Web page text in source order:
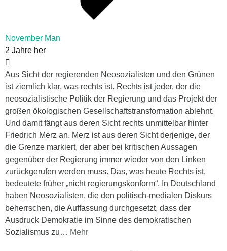
November Man
2 Jahre her
Aus Sicht der regierenden Neosozialisten und den Grünen
ist ziemlich klar, was rechts ist. Rechts ist jeder, der die
neosozialistische Politik der Regierung und das Projekt der
großen ökologischen Gesellschaftstransformation ablehnt.
Und damit fängt aus deren Sicht rechts unmittelbar hinter
Friedrich Merz an. Merz ist aus deren Sicht derjenige, der
die Grenze markiert, der aber bei kritischen Aussagen
gegenüber der Regierung immer wieder von den Linken
zurückgerufen werden muss. Das, was heute Rechts ist,
bedeutete früher „nicht regierungskonform“. In Deutschland
haben Neosozialisten, die den politisch-medialen Diskurs
beherrschen, die Auffassung durchgesetzt, dass der
Ausdruck Demokratie im Sinne des demokratischen
Sozialismus zu… Mehr